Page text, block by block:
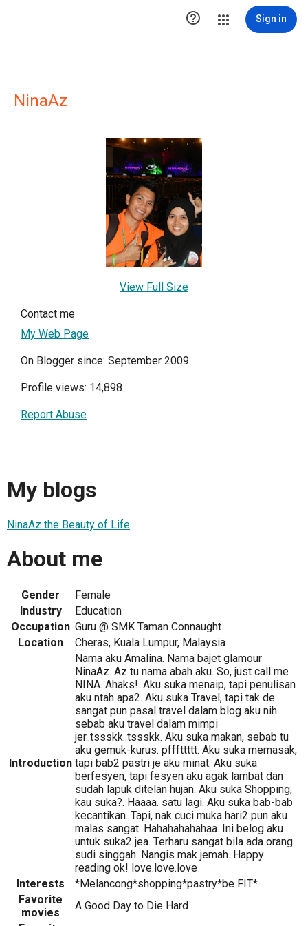
 Sign in
NinaAz
View Full Size
Contact me
My Web Page
On Blogger since: September 2009
Profile views: 14,898
Report Abuse
My blogs
NinaAz the Beauty of Life
About me
Gender
Female
Industry
Education
Occupation Guru @ SMK Taman Connaught
Location
Cheras, Kuala Lumpur, Malaysia
Introduction
Nama aku Amalina. Nama bajet glamour
NinaAz. Az tu nama abah aku. So, just call me
NINA. Ahaks!. Aku suka menaip, tapi penulisan
aku ntah apa2. Aku suka Travel, tapi tak de
sangat pun pasal travel dalam blog aku nih
sebab aku travel dalam mimpi
jer..tssskk..tssskk. Aku suka makan, sebab tu
aku gemuk-kurus. pfffttttt. Aku suka memasak,
tapi bab2 pastri je aku minat. Aku suka
berfesyen, tapi fesyen aku agak lambat dan
sudah lapuk ditelan hujan. Aku suka Shopping,
kau suka?. Haaaa. satu lagi. Aku suka bab-bab
kecantikan. Tapi, nak cuci muka hari2 pun aku
malas sangat. Hahahahahahaa. Ini belog aku
untuk suka2 jea. Terharu sangat bila ada orang
sudi singgah. Nangis mak jemah. Happy
reading ok! love.love.love
Interests
*Melancong*shopping*pastry*be FIT*
Favorite
movies
A Good Day to Die Hard